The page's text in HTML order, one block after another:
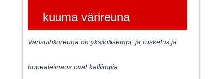
kuuma värireuna
Värisuihkureuna on yksilöllisempi, ja rusketus ja
hopealeimaus ovat kalliimpia